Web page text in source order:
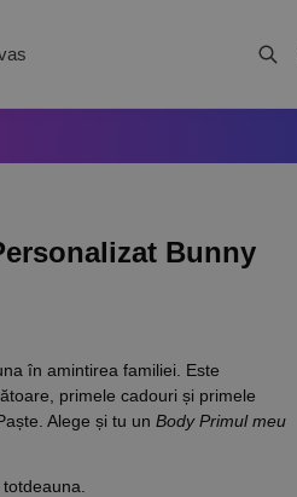
Bunny
în amintirea familiei. Este
primele cadouri și primele
Alege și tu un Body Primul meu